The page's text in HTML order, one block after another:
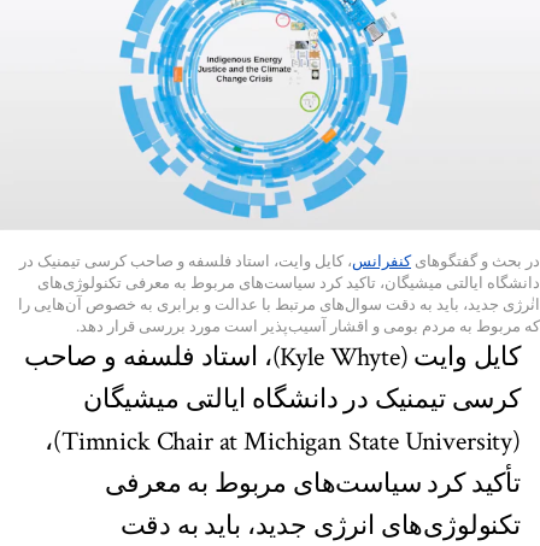
در بحث و گفتگو‌هایکنفرانس، کایل وایت، استاد فلسفه و صاحب کرسی تیمنیک در
دانشگاه ایالتی میشیگان، تاکید کرد سیاست‌های مربوط به معرفی تکنولوژی‌های
انٰرژی جدید، باید به دقت سوال‌های مرتبط با عدالت و برابری به خصوص آن‌هایی را
که مربوط به مردم بومی و اقشار آسیب‌پذیر است مورد بررسی قرار دهد.
کایل وایت (Kyle Whyte)، استاد فلسفه و صاحب
کرسی تیمنیک در دانشگاه ایالتی میشیگان
(Timnick Chair at Michigan State University)،
تأکید کرد سیاست‌های مربوط به معرفی
تکنولوژی‌های انرژی جدید، باید به دقت